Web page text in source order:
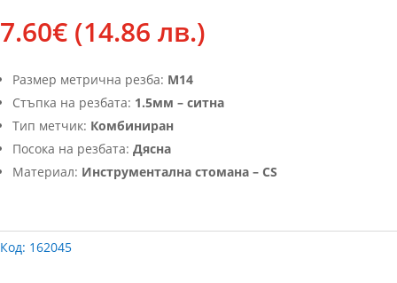
7.60€ (14.86 лв.)
Размер метрична резба: М14
Стъпка на резбата: 1.5мм – ситна
Тип метчик: Комбиниран
Посока на резбата: Дясна
Материал: Инструментална стомана – CS
Код: 162045